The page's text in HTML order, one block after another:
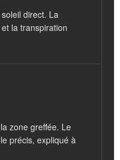
direct. La
la transpiration
zone greffée. Le
précis, expliqué à